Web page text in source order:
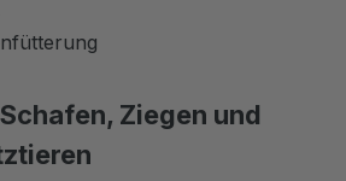
Ziegen und